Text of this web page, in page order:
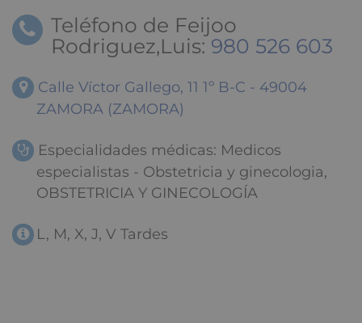
Teléfono de Feijoo
Rodriguez,Luis: 980 526 603
Calle Víctor Gallego, 11 1º B-C - 49004
ZAMORA (ZAMORA)
Especialidades médicas: Medicos
especialistas - Obstetricia y ginecologia,
OBSTETRICIA Y GINECOLOGÍA
L, M, X, J, V Tardes